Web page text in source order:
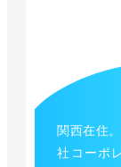
関西在住
社コーポ